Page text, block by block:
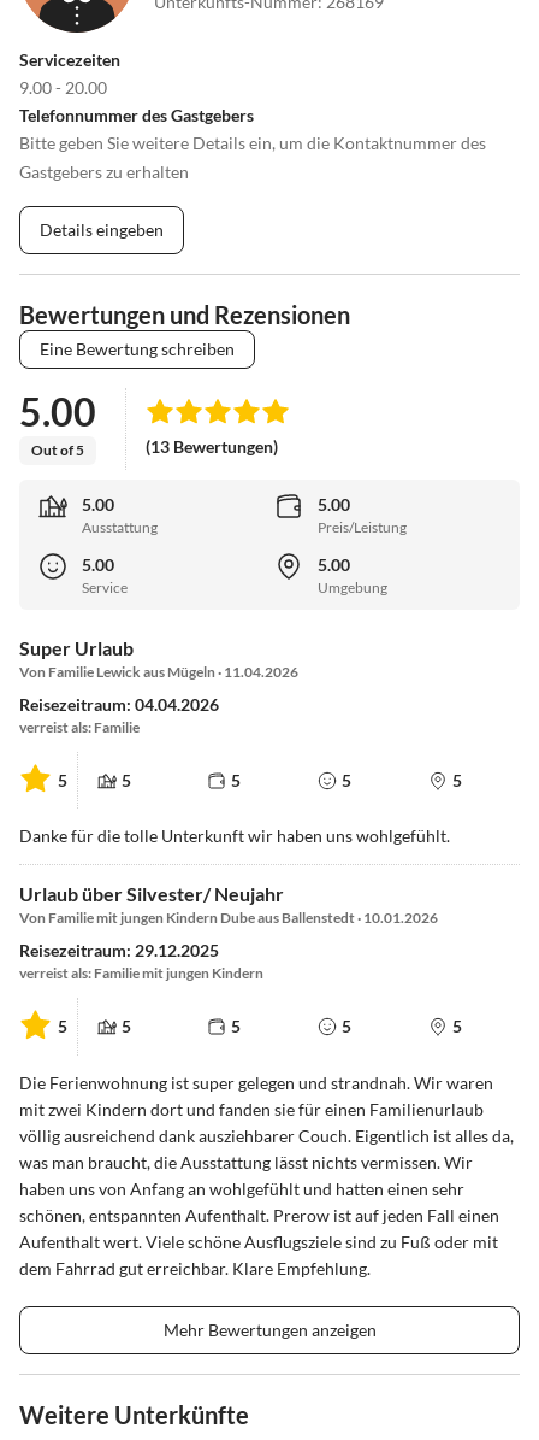
Servicezeiten
9.00 - 20.00
Telefonnummer des Gastgebers
Bitte geben Sie weitere Details ein, um die Kontaktnummer des
Gastgebers zu erhalten
Details eingeben
Bewertungen und Rezensionen
Eine Bewertung schreiben
5.00
Out of 5 (13 Bewertungen)
5.00
Ausstattung
5.00
Preis/Leistung
5.00
Service
5.00
Umgebung
Super Urlaub
Von Familie Lewick aus Mügeln · 11.04.2026
Reisezeitraum: 04.04.2026
verreist als: Familie
5 5 5 5 5
Danke für die tolle Unterkunft wir haben uns wohlgefühlt.
Urlaub über Silvester/ Neujahr
Von Familie mit jungen Kindern Dube aus Ballenstedt · 10.01.2026
Reisezeitraum: 29.12.2025
verreist als: Familie mit jungen Kindern
5 5 5 5 5
Die Ferienwohnung ist super gelegen und strandnah. Wir waren
mit zwei Kindern dort und fanden sie für einen Familienurlaub
völlig ausreichend dank ausziehbarer Couch. Eigentlich ist alles da,
was man braucht, die Ausstattung lässt nichts vermissen. Wir
haben uns von Anfang an wohlgefühlt und hatten einen sehr
schönen, entspannten Aufenthalt. Prerow ist auf jeden Fall einen
Aufenthalt wert. Viele schöne Ausflugsziele sind zu Fuß oder mit
dem Fahrrad gut erreichbar. Klare Empfehlung.
Mehr Bewertungen anzeigen
Weitere Unterkünfte